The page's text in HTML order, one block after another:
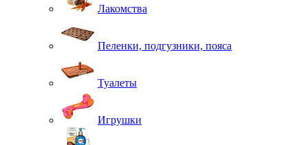
Лакомства
Пеленки, подгузники, пояса
Туалеты
Игрушки